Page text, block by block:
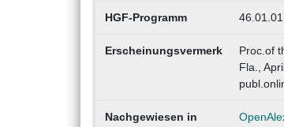
HGF-Programm
Erscheinungsvermerk
Proc.of
Fla.,
Nachgewiesen in